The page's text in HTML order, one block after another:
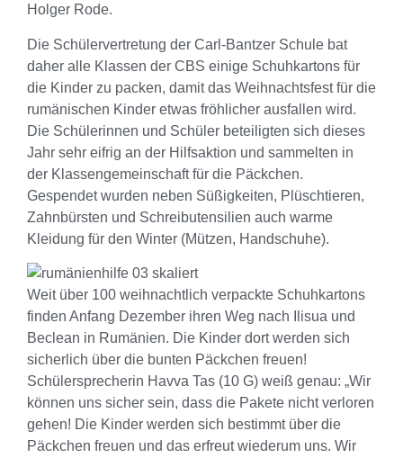
Holger Rode.
Die Schülervertretung der Carl-Bantzer Schule bat
daher alle Klassen der CBS einige Schuhkartons für
die Kinder zu packen, damit das Weihnachtsfest für die
rumänischen Kinder etwas fröhlicher ausfallen wird.
Die Schülerinnen und Schüler beteiligten sich dieses
Jahr sehr eifrig an der Hilfsaktion und sammelten in
der Klassengemeinschaft für die Päckchen.
Gespendet wurden neben Süßigkeiten, Plüschtieren,
Zahnbürsten und Schreibutensilien auch warme
Kleidung für den Winter (Mützen, Handschuhe).
Weit über 100 weihnachtlich verpackte Schuhkartons
finden Anfang Dezember ihren Weg nach Ilisua und
Beclean in Rumänien. Die Kinder dort werden sich
sicherlich über die bunten Päckchen freuen!
Schülersprecherin Havva Tas (10 G) weiß genau: „Wir
können uns sicher sein, dass die Pakete nicht verloren
gehen! Die Kinder werden sich bestimmt über die
Päckchen freuen und das erfreut wiederum uns. Wir